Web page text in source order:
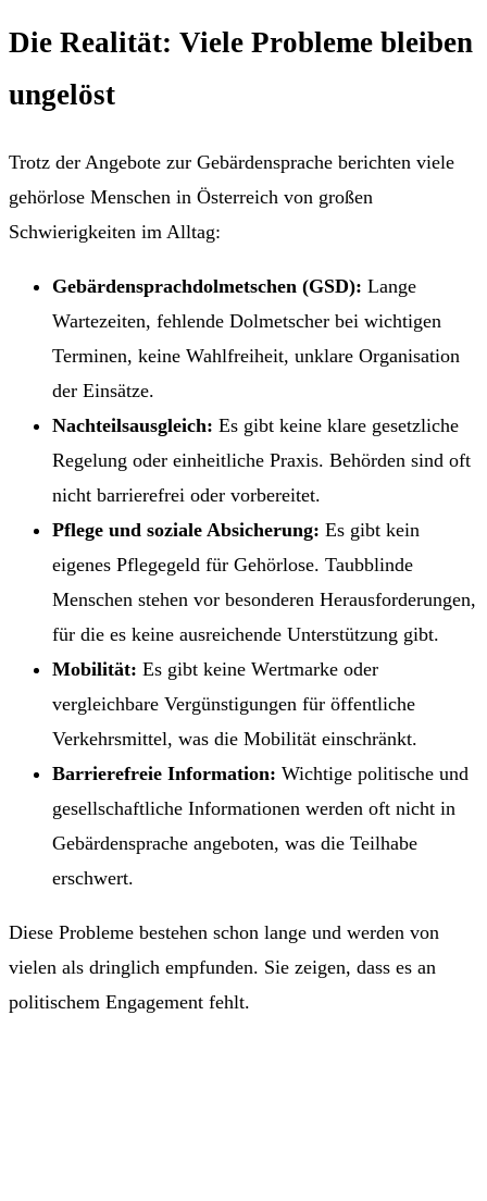
Die Realität: Viele Probleme bleiben
ungelöst
Trotz der Angebote zur Gebärdensprache berichten viele
gehörlose Menschen in Österreich von großen
Schwierigkeiten im Alltag:
Gebärdensprachdolmetschen (GSD): Lange
Wartezeiten, fehlende Dolmetscher bei wichtigen
Terminen, keine Wahlfreiheit, unklare Organisation
der Einsätze.
Nachteilsausgleich: Es gibt keine klare gesetzliche
Regelung oder einheitliche Praxis. Behörden sind oft
nicht barrierefrei oder vorbereitet.
Pflege und soziale Absicherung: Es gibt kein
eigenes Pflegegeld für Gehörlose. Taubblinde
Menschen stehen vor besonderen Herausforderungen,
für die es keine ausreichende Unterstützung gibt.
Mobilität: Es gibt keine Wertmarke oder
vergleichbare Vergünstigungen für öffentliche
Verkehrsmittel, was die Mobilität einschränkt.
Barrierefreie Information: Wichtige politische und
gesellschaftliche Informationen werden oft nicht in
Gebärdensprache angeboten, was die Teilhabe
erschwert.
Diese Probleme bestehen schon lange und werden von
vielen als dringlich empfunden. Sie zeigen, dass es an
politischem Engagement fehlt.